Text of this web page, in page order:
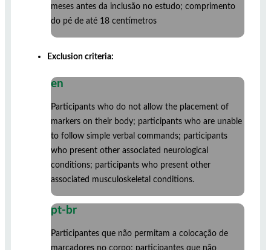
meses antes da inclusão no estudo; comprimento
do pé de até 18 centímetros
Exclusion criteria:
en
Participants who do not allow the placement of
markers on their body; participants who are unable
to follow simple verbal commands; participants
who present other associated neurological
conditions; participants who present other
associated musculoskeletal conditions.
pt-br
Participantes que não permitam a colocação de
marcadores no corpo; participantes que não